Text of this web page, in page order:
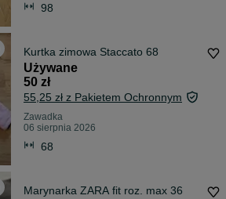
98
Kurtka zimowa Staccato 68
Używane
50 zł
55,25 zł z Pakietem Ochronnym
Zawadka
06 sierpnia 2026
68
Marynarka ZARA fit roz. max 36